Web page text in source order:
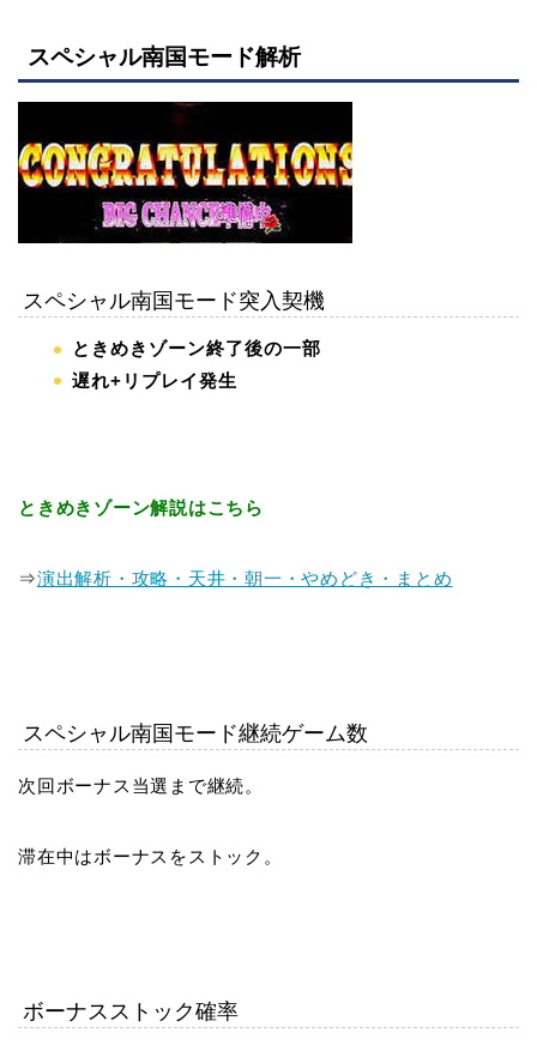
スペシャル南国モード解析
スペシャル南国モード突入契機
ときめきゾーン終了後の一部
遅れ+リプレイ発生
ときめきゾーン解説はこちら
⇒演出解析・攻略・天井・朝一・やめどき・まとめ
スペシャル南国モード継続ゲーム数
次回ボーナス当選まで継続。
滞在中はボーナスをストック。
ボーナスストック確率